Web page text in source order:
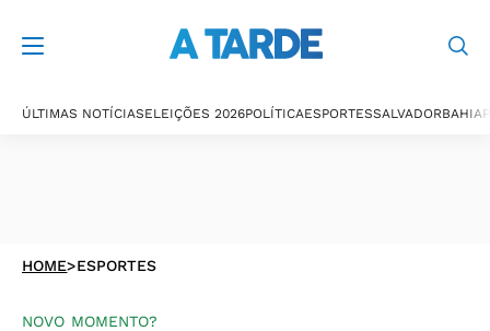
ÚLTIMAS NOTÍCIASELEIÇÕES 2026POLÍTICAESPORTESSALVADORBAHIA
HOME>ESPORTES
NOVO MOMENTO?